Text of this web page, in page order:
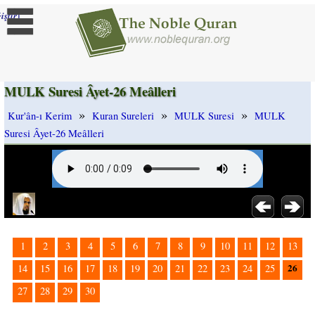
]
MULK Suresi Âyet-26 Meâlleri
Kur'ân-ı Kerim » Kuran Sureleri » MULK Suresi » MULK
Suresi Âyet-26 Meâlleri
1 2 3 4 5 6 7 8 9 10 11 12
13
14
15 16 17 18 19 20 21 22 23 24 25 26
27 28 29 30